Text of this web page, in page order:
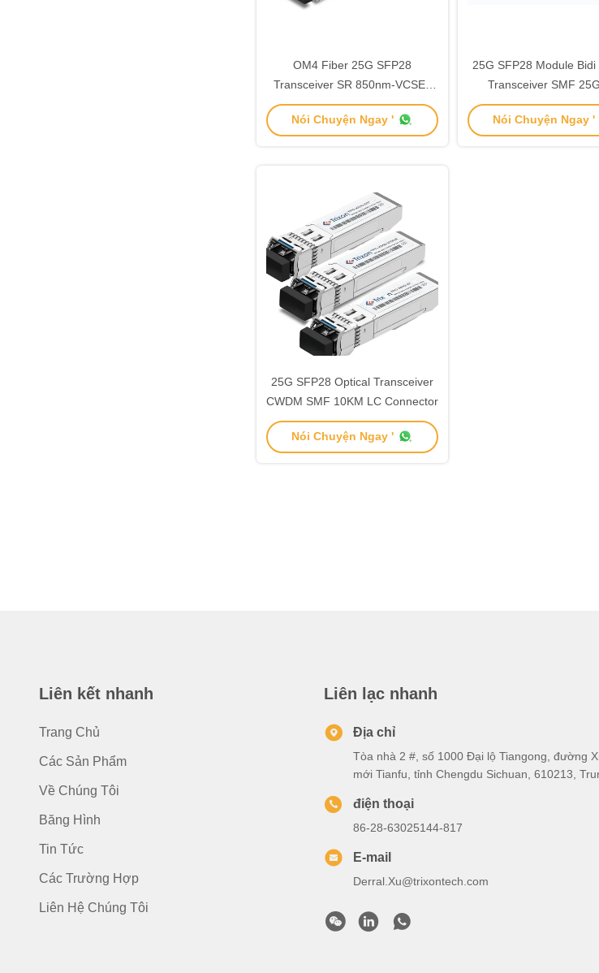
OM4 Fiber 25G SFP28
Transceiver SR 850nm-VCSEL
Ethernet Optical Transceiver
Nói Chuyện Ngay '
25G SFP28 Module Bidi
Transceiver SMF
DDM/DOM
Nói Chuyện Ngay '
25G SFP28 Optical Transceiver
CWDM SMF 10KM LC Connector
Nói Chuyện Ngay '
Liên kết nhanh
Trang Chủ
Các Sản Phẩm
Về Chúng Tôi
Băng Hình
Tin Tức
Các Trường Hợp
Liên Hệ Chúng Tôi
Liên lạc nhanh
Địa chỉ
Tòa nhà 2 #, số 1000 Đại lộ Tiangong, đường
mới Tianfu, tỉnh Chengdu Sichuan, 610213,
điện thoại
86-28-63025144-817
E-mail
Derral.Xu@trixontech.com